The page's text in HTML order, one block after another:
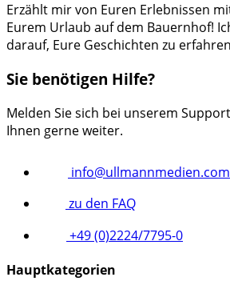
Erzählt mir von Euren Erlebnissen
Eurem Urlaub auf dem Bauernhof!
darauf, Eure Geschichten zu
Sie benötigen Hilfe?
Melden Sie sich bei unserem
Ihnen gerne weiter.
info@ullmannmedien.com
zu den FAQ
+49 (0)2224/7795-0
Hauptkategorien